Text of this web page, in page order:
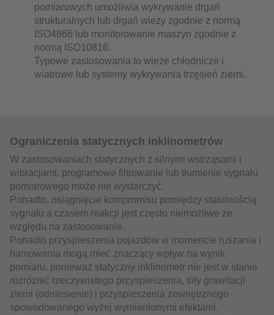
pomiarowych umożliwia wykrywanie drgań
strukturalnych lub drgań wieży zgodnie z normą
ISO4866 lub monitorowanie maszyn zgodnie z
normą ISO10816.
Typowe zastosowania to wieże chłodnicze i
wiatrowe lub systemy wykrywania trzęsień ziemi.
Ograniczenia statycznych inklinometrów
W zastosowaniach statycznych z silnymi wstrząsami i
wibracjami, programowe filtrowanie lub tłumienie sygnału
pomiarowego może nie wystarczyć.
Ponadto, osiągnięcie kompromisu pomiędzy stabilnością
sygnału a czasem reakcji jest często niemożliwe ze
względu na zastosowanie.
Ponadto przyspieszenia pojazdów w momencie ruszania i
hamowania mogą mieć znaczący wpływ na wynik
pomiaru, ponieważ statyczny inklinometr nie jest w stanie
rozróżnić rzeczywistego przyspieszenia, siły grawitacji
ziemi (odniesienie) i przyspieszenia zewnętrznego
spowodowanego wyżej wymienionymi efektami.